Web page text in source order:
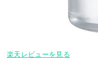
楽天レビューを見る